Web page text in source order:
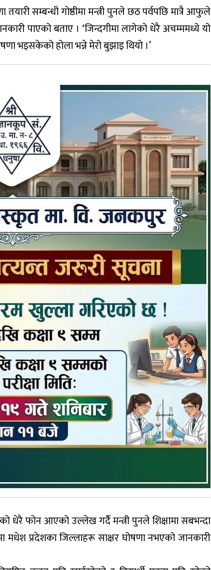
सम्बन्धी गोष्ठीमा मन्त्री पुनले छठ पर्वपछि मात्रै आफुले
पाएको बताए । ‘जिन्दगीमा लागेको धेरै अचम्ममध्ये यो
भइसकेको होला भन्ने मेरो बुझाइ थियो ।’
धेरै फोन आएको उल्लेख गर्दै मन्त्री पुनले शिक्षामा सबभन्दा
प्रदेशका जिल्लाहरू साक्षर घोषणा नभएको जानकारी